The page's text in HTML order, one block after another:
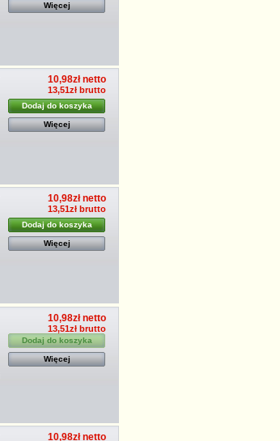
Więcej
10,98zł netto
13,51zł brutto
Dodaj do koszyka
Więcej
10,98zł netto
13,51zł brutto
Dodaj do koszyka
Więcej
10,98zł netto
13,51zł brutto
Dodaj do koszyka
Więcej
10,98zł netto